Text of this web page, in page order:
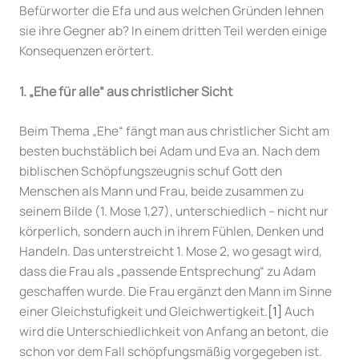
Befürworter die Efa und aus welchen Gründen lehnen
sie ihre Gegner ab? In einem dritten Teil werden einige
Konsequenzen erörtert.
1. „Ehe für alle“ aus christlicher Sicht
Beim Thema „Ehe“ fängt man aus christlicher Sicht am
besten buchstäblich bei Adam und Eva an. Nach dem
biblischen Schöpfungszeugnis schuf Gott den
Menschen als Mann und Frau, beide zusammen zu
seinem Bilde (1. Mose 1,27), unterschiedlich – nicht nur
körperlich, sondern auch in ihrem Fühlen, Denken und
Handeln. Das unterstreicht 1. Mose 2, wo gesagt wird,
dass die Frau als „passende Entsprechung“ zu Adam
geschaffen wurde. Die Frau ergänzt den Mann im Sinne
einer Gleichstufigkeit und Gleichwertigkeit.[1] Auch
wird die Unterschiedlichkeit von Anfang an betont, die
schon vor dem Fall schöpfungsmäßig vorgegeben ist.